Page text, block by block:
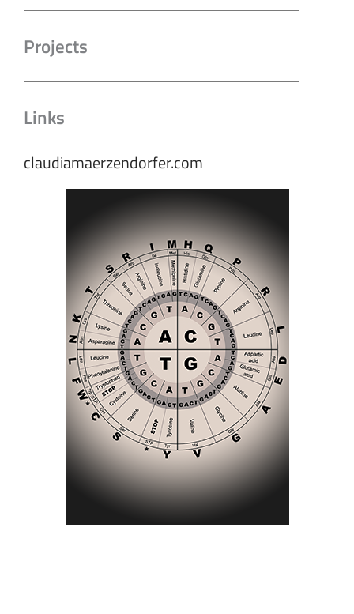
Projects
Links
claudiamaerzendorfer.com